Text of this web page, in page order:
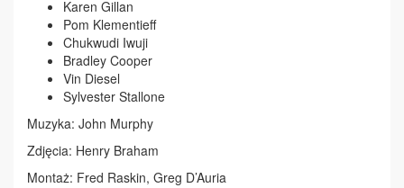
Karen Gillan
Pom Klementieff
Chukwudi Iwuji
Bradley Cooper
Vin Diesel
Sylvester Stallone
Muzyka: John Murphy
Zdjęcia: Henry Braham
Montaż: Fred Raskin, Greg D’Auria